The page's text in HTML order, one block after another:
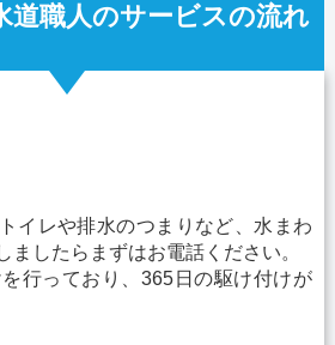
道職人のサービスの流れ
イレや排水のつまりなど、水まわ
ましたらまずはお電話ください。
行っており、365日の駆け付けが